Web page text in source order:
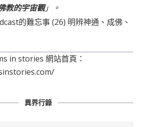
教的宇宙觀」。
的難忘事 (26) 明辨神通、成佛、
in stories 網站首頁：
異界行錄